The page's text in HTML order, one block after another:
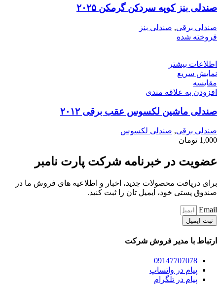
صندلی بنز کوپه سردکن گرمکن ۲۰۲۵
صندلی برقی, صندلی بنز
فروخته شده
اطلاعات بیشتر
نمایش سریع
مقايسه
افزودن به علاقه مندی
صندلی ماشین لکسوس عقب برقی ۲۰۱۲
صندلی برقی, صندلی لکسوس
1,000 تومان
عضویت در خبرنامه شرکت پارت نامبر
برای دریافت محصولات جدید، اخبار و اطلاعیه های فروش ما در
صندوق پستی خود، ایمیل تان را ثبت کنید.
Email
ثبت ایمیل
ارتباط با مدیر فروش شرکت
09147707078
پیام در واتساپ
پیام در تلگرام